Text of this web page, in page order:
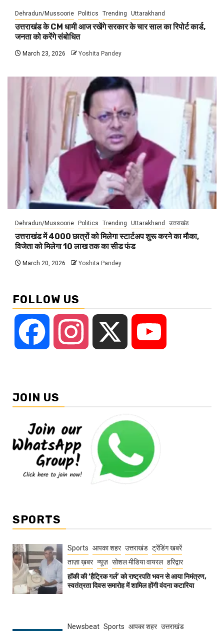
Dehradun/Mussoorie Politics Trending Uttarakhand
उत्तराखंड के CM धामी आज रखेंगे सरकार के चार साल का रिपोर्ट कार्ड,
जनता को करेंगे संबोधित
March 23, 2026 Yoshita Pandey
Dehradun/Mussoorie Politics Trending Uttarakhand उत्तराखंड
उत्तराखंड में 4000 छात्रों को मिलेगा स्टार्टअप शुरू करने का मौका,
विजेता को मिलेगा 10 लाख तक का सीड फंड
March 20, 2026 Yoshita Pandey
FOLLOW US
Facebook Instagram
JOIN US
SPORTS
Sports आपका शहर उत्तराखंड ट्रेंडिंग खबरें
ताज़ा ख़बर न्यूज़ सोशल मीडिया वायरल हरिद्वार
हॉकी की ‘हैट्रिक गर्ल’ को राष्ट्रपति भवन से आया निमंत्रण,
स्वतंत्रता दिवस समारोह में शामिल होंगी वंदना कटारिया
Newsbeat Sports आपका शहर उत्तराखंड